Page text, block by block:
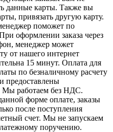
данные карты. Также вы
привязать другую карту.
поможет по
оформлении заказа через
менеджер может
от нашего интернет
15 минут. Оплата для
по безналичному расчету
предоставлены
работаем без НДС.
форме оплате, заказы
после поступления
счет. Мы не запускаем
поручению.